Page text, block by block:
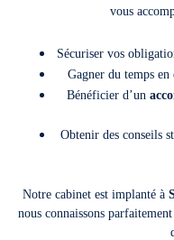
vous
Sécuriser vos
Gagner du temps
Bénéficier d’un
Obtenir des conseils
Notre cabinet est implanté à
nous connaissons